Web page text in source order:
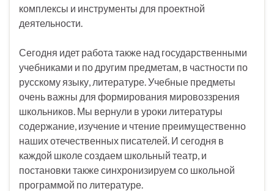
комплексы и инструменты для проектной
деятельности.
Сегодня идет работа также над государственными
учебниками и по другим предметам, в частности по
русскому языку, литературе. Учебные предметы
очень важны для формирования мировоззрения
школьников. Мы вернули в уроки литературы
содержание, изучение и чтение преимущественно
наших отечественных писателей. И сегодня в
каждой школе создаем школьный театр, и
постановки также синхронизируем со школьной
программой по литературе.